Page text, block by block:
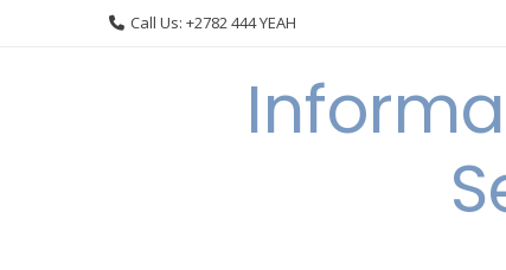
Call Us: +2782 444 YEAH